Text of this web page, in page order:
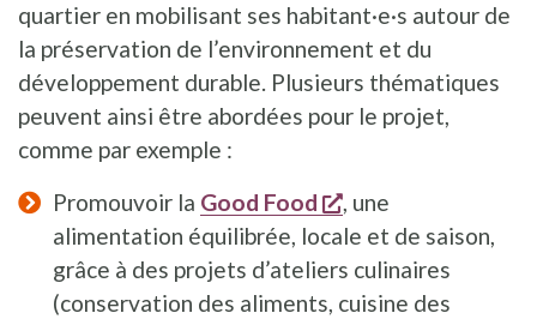
quartier en mobilisant ses habitant·e·s autour de
la préservation de l’environnement et du
développement durable. Plusieurs thématiques
peuvent ainsi être abordées pour le projet,
comme par exemple :
Promouvoir la Good Food s'ouvre dans une
, une
alimentation équilibrée, locale et de saison,
grâce à des projets d’ateliers culinaires
(conservation des aliments, cuisine des